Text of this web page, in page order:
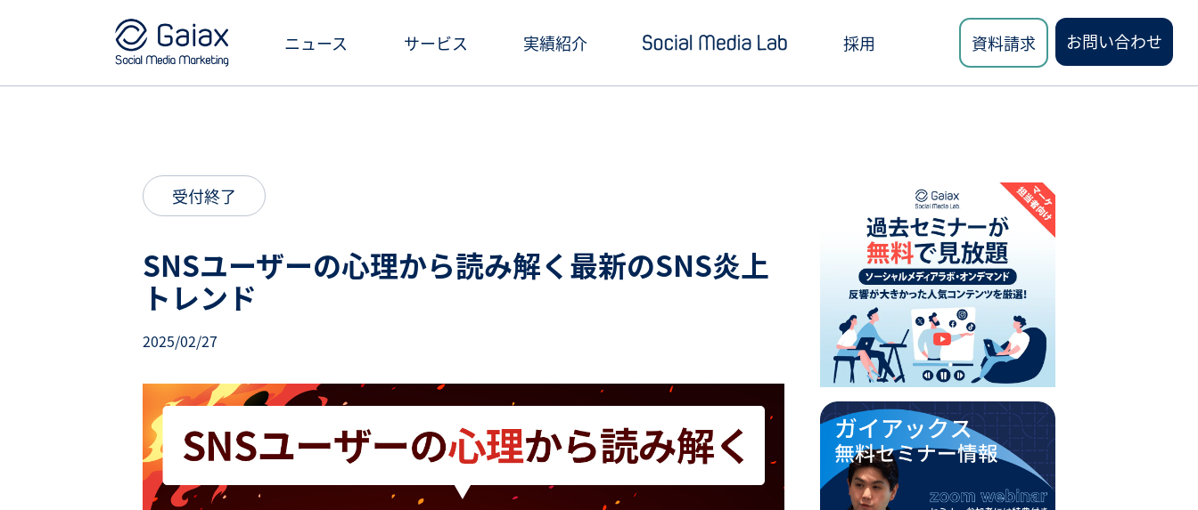
ニュース サービス
SNS投稿キャンペーン
SNS広告運用
SNS勉強会・eラーニング
実績紹介
Social Media Lab講座
採用 資料請求 お問い合わせ
受付終了
SNSユーザーの心理から読み解く最新のSNS炎上
トレンド
2025/02/27